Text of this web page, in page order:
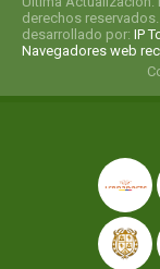
derechos reservados.
desarrollado por: IP
Navegadores web